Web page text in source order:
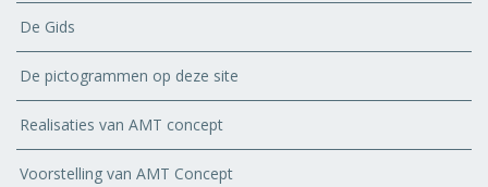
De Gids
De pictogrammen op deze site
Realisaties van AMT concept
Voorstelling van AMT Concept